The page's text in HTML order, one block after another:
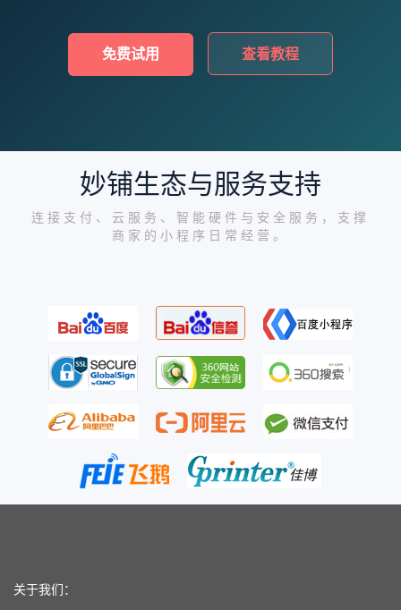
免费试用 查看教程
妙铺生态与服务支持
连接支付、云服务、智能硬件与安全服务，支撑
商家的小程序日常经营。
关于我们：